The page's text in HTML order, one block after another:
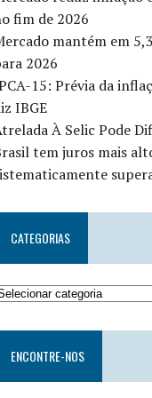
fim de 2026
mantém em
2026
15: Prévia da
IBGE
À Selic Pode
tem juros mais
CATEGORIAS
ENCONTRE-NOS